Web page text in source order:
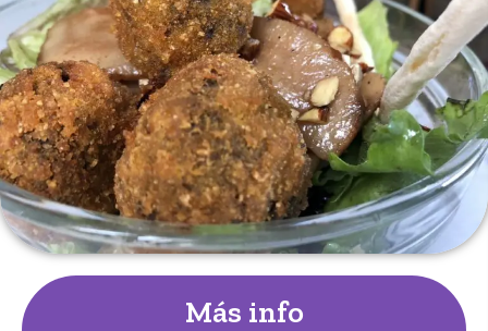
Más info